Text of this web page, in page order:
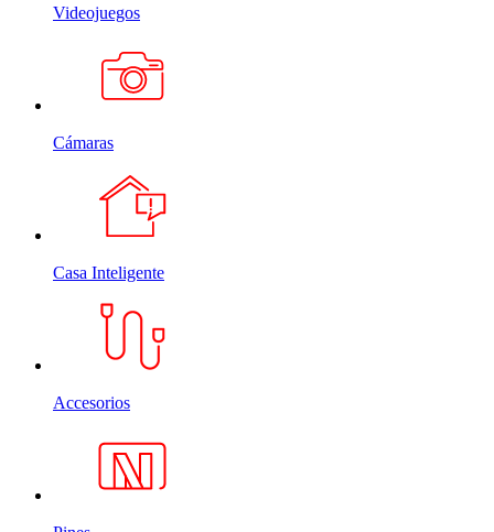
Videojuegos
Cámaras
Casa Inteligente
Accesorios